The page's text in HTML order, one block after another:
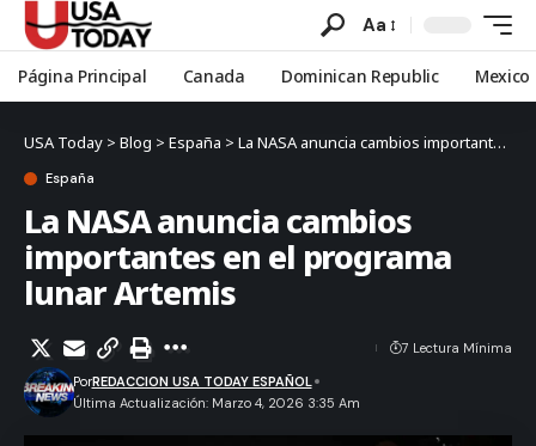
Aa
Página Principal Canada Dominican Republic Mexico
USA Today > Blog > España > La NASA anuncia cambios importantes en el programa lunar Artemis
España
La NASA anuncia cambios
importantes en el programa
lunar Artemis
Última Actualización: Marzo 4, 2026 3:35 Am
PorREDACCION USA TODAY ESPAÑOL
7 Lectura Mínima